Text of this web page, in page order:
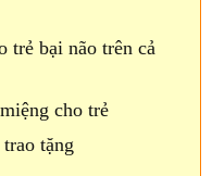
trẻ bại não trên cả
cho trẻ
tặng